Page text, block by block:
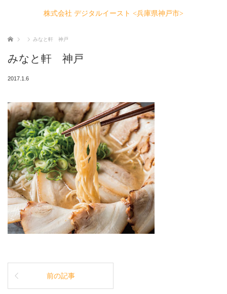
株式会社 デジタルイースト <兵庫県神戸市>
ホーム みなと軒 神戸
みなと軒 神戸
2017.1.6
前の記事